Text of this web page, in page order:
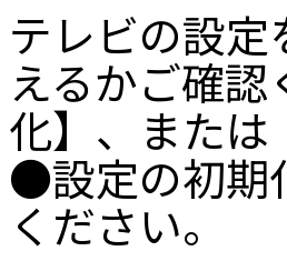
テレビの設
えるかご確
化】、また
●設定の初期
ください。